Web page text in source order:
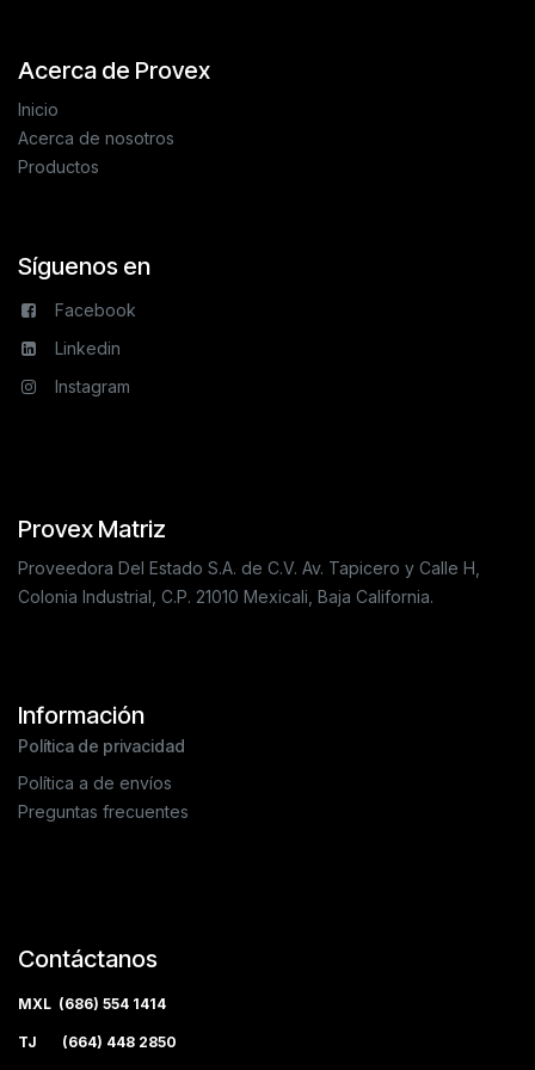
Acerca de Provex
Inicio
Acerca de nosotros
Productos
Síguenos en
Facebook
Linkedin
Instagram
Provex Matriz
Proveedora Del Estado S.A. de C.V. Av. Tapicero y Calle H,
Colonia Industrial, C.P. 21010 Mexicali, Baja California.
Información
Política de privacidad
Política a de envíos
Preguntas frecuentes
Contáctanos
MXL (686) 554 1414
TJ (664) 448 2850